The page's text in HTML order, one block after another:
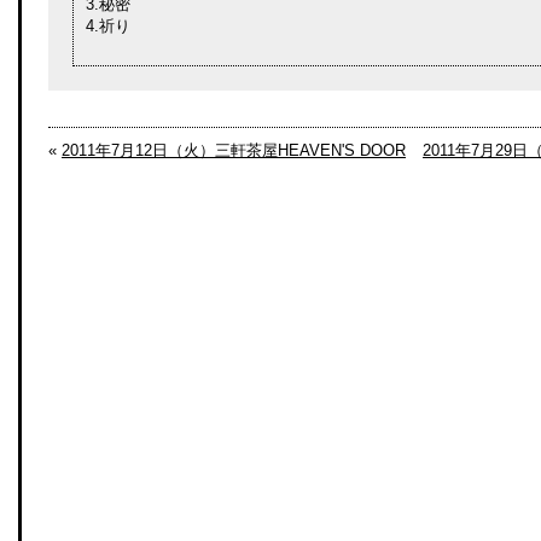
3.秘密
4.祈り
« 2011年7月12日（火）三軒茶屋HEAVEN'S DOOR 2011年7月29日